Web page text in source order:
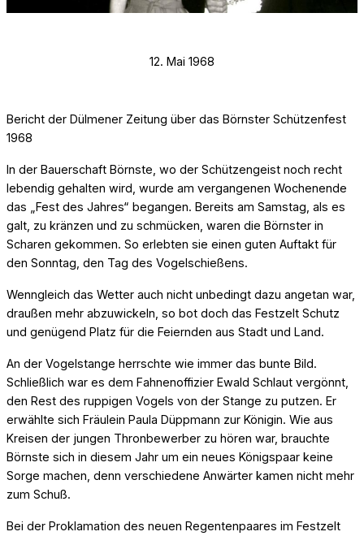
12. Mai 1968
Bericht der Dülmener Zeitung über das Börnster Schützenfest
1968
In der Bauerschaft Börnste, wo der Schützengeist noch recht
lebendig gehalten wird, wurde am vergangenen Wochenende
das „Fest des Jahres“ begangen. Bereits am Samstag, als es
galt, zu kränzen und zu schmücken, waren die Börnster in
Scharen gekommen. So erlebten sie einen guten Auftakt für
den Sonntag, den Tag des Vogelschießens.
Wenngleich das Wetter auch nicht unbedingt dazu angetan war,
draußen mehr abzuwickeln, so bot doch das Festzelt Schutz
und genügend Platz für die Feiernden aus Stadt und Land.
An der Vogelstange herrschte wie immer das bunte Bild.
Schließlich war es dem Fahnenoffizier Ewald Schlaut vergönnt,
den Rest des ruppigen Vogels von der Stange zu putzen. Er
erwählte sich Fräulein Paula Düppmann zur Königin. Wie aus
Kreisen der jungen Thronbewerber zu hören war, brauchte
Börnste sich in diesem Jahr um ein neues Königspaar keine
Sorge machen, denn verschiedene Anwärter kamen nicht mehr
zum Schuß.
Bei der Proklamation des neuen Regentenpaares im Festzelt